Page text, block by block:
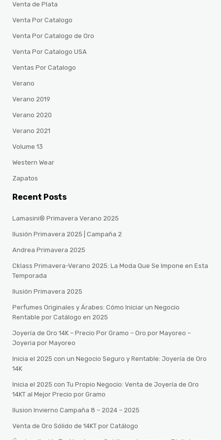
Venta de Plata
Venta Por Catalogo
Venta Por Catalogo de Oro
Venta Por Catalogo USA
Ventas Por Catalogo
Verano
Verano 2019
Verano 2020
Verano 2021
Volume 13
Western Wear
Zapatos
Recent Posts
Lamasini® Primavera Verano 2025
Ilusión Primavera 2025 | Campaña 2
Andrea Primavera 2025
Cklass Primavera-Verano 2025: La Moda Que Se Impone en Esta
Temporada
Ilusión Primavera 2025
Perfumes Originales y Árabes: Cómo Iniciar un Negocio
Rentable por Catálogo en 2025
Joyería de Oro 14K – Precio Por Gramo – Oro por Mayoreo –
Joyeria por Mayoreo
Inicia el 2025 con un Negocio Seguro y Rentable: Joyería de Oro
14K
Inicia el 2025 con Tu Propio Negocio: Venta de Joyería de Oro
14KT al Mejor Precio por Gramo
Ilusion Invierno Campaña 8 – 2024 – 2025
Venta de Oro Sólido de 14KT por Catálogo